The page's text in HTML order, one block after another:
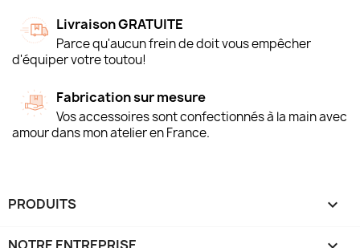
Livraison GRATUITE
Parce qu'aucun frein de doit vous empêcher
d'équiper votre toutou!
Fabrication sur mesure
Vos accessoires sont confectionnés à la main avec
amour dans mon atelier en France.
PRODUITS 